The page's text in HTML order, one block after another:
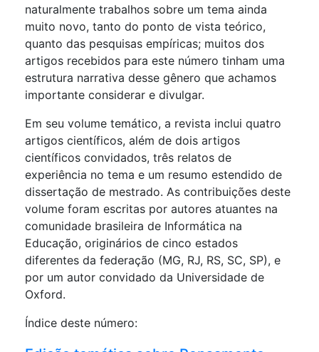
naturalmente trabalhos sobre um tema ainda
muito novo, tanto do ponto de vista teórico,
quanto das pesquisas empíricas; muitos dos
artigos recebidos para este número tinham uma
estrutura narrativa desse gênero que achamos
importante considerar e divulgar.
Em seu volume temático, a revista inclui quatro
artigos científicos, além de dois artigos
científicos convidados, três relatos de
experiência no tema e um resumo estendido de
dissertação de mestrado. As contribuições deste
volume foram escritas por autores atuantes na
comunidade brasileira de Informática na
Educação, originários de cinco estados
diferentes da federação (MG, RJ, RS, SC, SP), e
por um autor convidado da Universidade de
Oxford.
Índice deste número: